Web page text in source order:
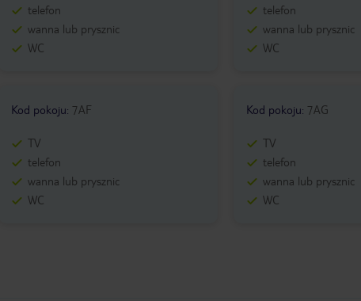
telefon
wanna lub prysznic
WC
telefon
wanna lub prysznic
WC
Kod pokoju: 7AF
TV
telefon
wanna lub prysznic
WC
Kod pokoju: 7AG
TV
telefon
wanna lub prysznic
WC